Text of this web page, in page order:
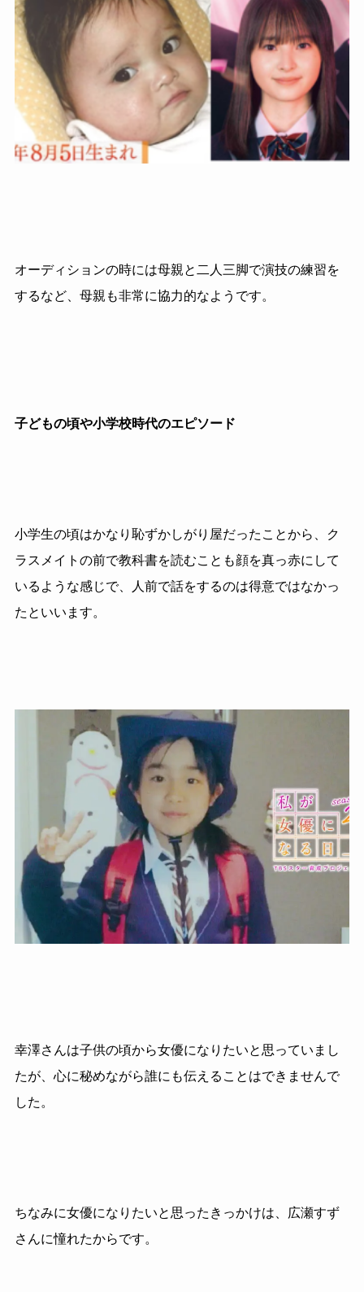
オーディションの時には母親と二人三脚で演技の練習を
するなど、母親も非常に協力的なようです。
子どもの頃や小学校時代のエピソード
小学生の頃はかなり恥ずかしがり屋だったことから、ク
ラスメイトの前で教科書を読むことも顔を真っ赤にして
いるような感じで、人前で話をするのは得意ではなかっ
たといいます。
幸澤さんは子供の頃から女優になりたいと思っていまし
たが、心に秘めながら誰にも伝えることはできませんで
した。
ちなみに女優になりたいと思ったきっかけは、広瀬すず
さんに憧れたからです。